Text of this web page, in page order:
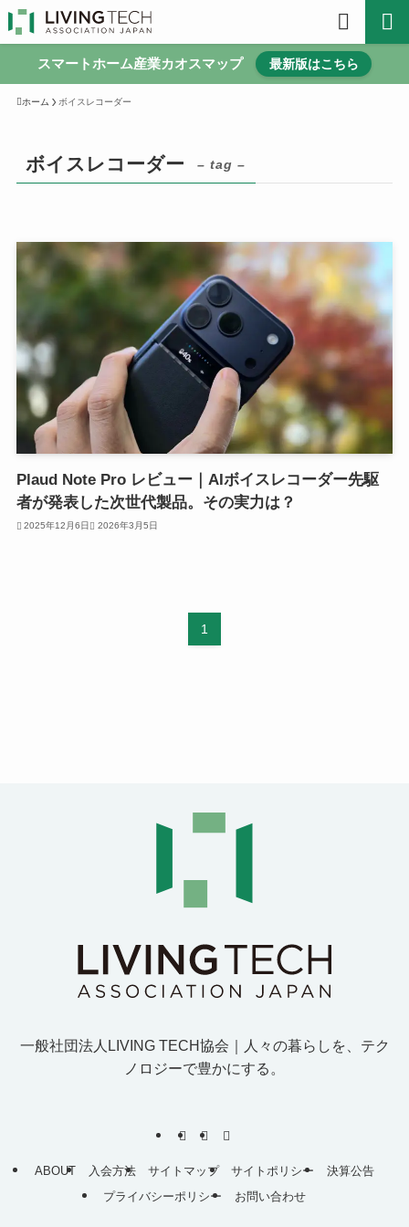
スマートホーム産業カオスマップ 最新版はこちら
ホーム ボイスレコーダー
ボイスレコーダー – tag –
Plaud Note Pro レビュー｜AIボイスレコーダー先駆
者が発表した次世代製品。その実力は？
2025年12月6日 2026年3月5日
1
一般社団法人LIVING TECH協会｜人 々の暮ら し を テク
ノ ロ ジーで豊かにする 。
ABOUT 入会方法 サイトマップ サイトポリシー
決算公告
プライバシーポリシー
お問い合わせ